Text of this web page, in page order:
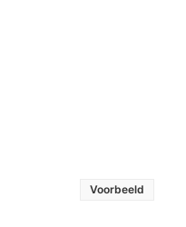
Voorbeeld